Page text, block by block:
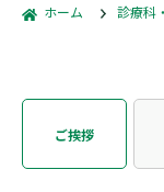
ホーム 診療科
ご挨拶